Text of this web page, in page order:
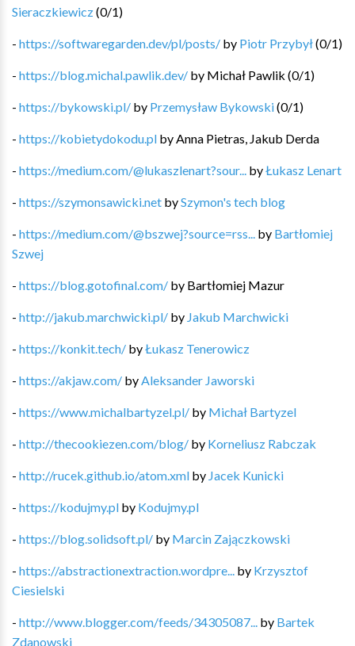
Sieraczkiewicz(0/1)
- https://softwaregarden.dev/pl/posts/ by Piotr Przybył(0/1)
- https://blog.michal.pawlik.dev/ by Michał Pawlik (0/1)
- https://bykowski.pl/ by Przemysław Bykowski(0/1)
- https://kobietydokodu.pl by Anna Pietras, Jakub Derda
- https://medium.com/@lukaszlenart?sour... byŁukasz Lenart
- https://szymonsawicki.net bySzymon's tech blog
- https://medium.com/@bszwej?source=rss... by Bartłomiej
Szwej
- https://blog.gotofinal.com/ by Bartłomiej Mazur
- http://jakub.marchwicki.pl/ by Jakub Marchwicki
- https://konkit.tech/ byŁukasz Tenerowicz
- https://akjaw.com/ by Aleksander Jaworski
- https://www.michalbartyzel.pl/ by Michał Bartyzel
- http://thecookiezen.com/blog/ by Korneliusz Rabczak
- http://rucek.github.io/atom.xml by Jacek Kunicki
- https://kodujmy.pl by Kodujmy.pl
- https://blog.solidsoft.pl/ by Marcin Zajączkowski
- https://abstractionextraction.wordpre... by Krzysztof
Ciesielski
- http://www.blogger.com/feeds/34305087... by Bartek
Zdanowski